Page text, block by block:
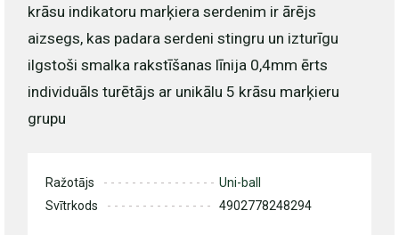
krāsu indikatoru marķiera serdenim ir ārējs
aizsegs, kas padara serdeni stingru un izturīgu
ilgstoši smalka rakstīšanas līnija 0,4mm ērts
individuāls turētājs ar unikālu 5 krāsu marķieru
grupu
Ražotājs
Uni-ball
Svītrkods
4902778248294